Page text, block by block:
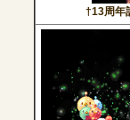
†13周年